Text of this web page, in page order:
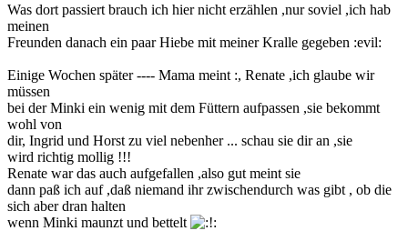
Was dort passiert brauch ich hier nicht erzählen ,nur soviel ,ich hab
meinen
Freunden danach ein paar Hiebe mit meiner Kralle gegeben :evil:
Einige Wochen später ---- Mama meint :, Renate ,ich glaube wir
müssen
bei der Minki ein wenig mit dem Füttern aufpassen ,sie bekommt
wohl von
dir, Ingrid und Horst zu viel nebenher ... schau sie dir an ,sie
wird richtig mollig !!!
Renate war das auch aufgefallen ,also gut meint sie
dann paß ich auf ,daß niemand ihr zwischendurch was gibt , ob die
sich aber dran halten
wenn Minki maunzt und bettelt